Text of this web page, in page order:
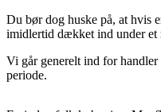
Du bør dog huske på, at hvis
imidlertid dækket ind under
Vi går generelt ind for
periode.